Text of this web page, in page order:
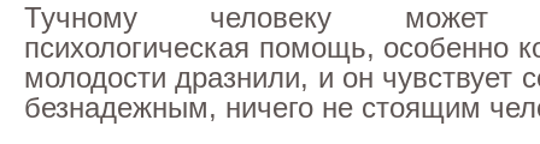
Тучному человеку может
психологическая помощь, особенно
молодости дразнили, и он чувствует
безнадежным, ничего не стоящим